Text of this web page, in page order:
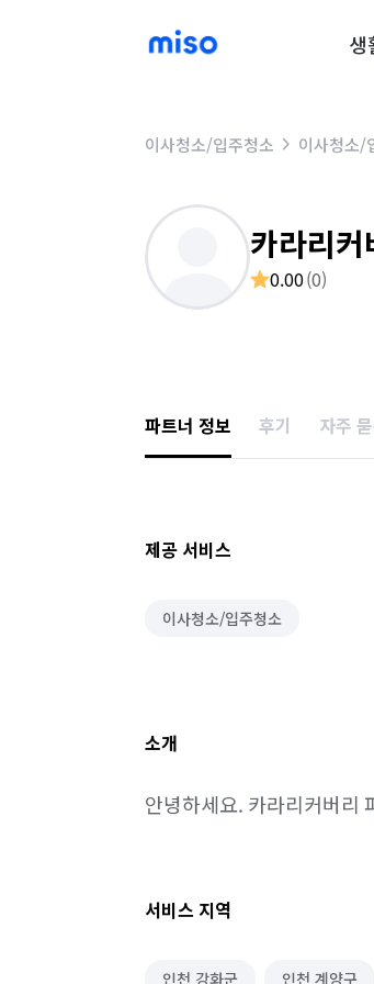
생
이사청소/입주청소 이사청소/
카라리커
0.00(0)
파트너 정보 후기 자주
제공 서비스
이사청소/입주청소
소개
안녕하세요. 카라리커버리
서비스 지역
인천 강화군 인천 계양구